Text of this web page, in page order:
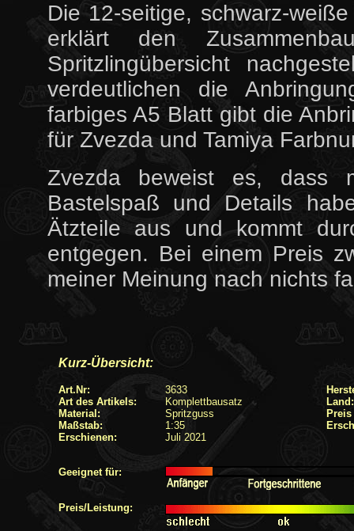
Die 12-seitige, schwarz-
erklärt den
Spritzlingübersicht
verdeutlichen die
farbiges A5 Blatt gibt die
für Zvezda und Tamiya
Zvezda beweist es, dass
Bastelspaß und Details
Ätzteile aus und kommt
entgegen. Bei einem Preis
meiner Meinung nach nichts
Kurz-Übersicht:
Art.Nr:
Art des Artikels:
Material:
Maßstab:
Erschienen:
3633
Komplettbausatz
Spritzguss
1:35
Juli 2021
Land:
Geeignet für:
Preis/Leistung: